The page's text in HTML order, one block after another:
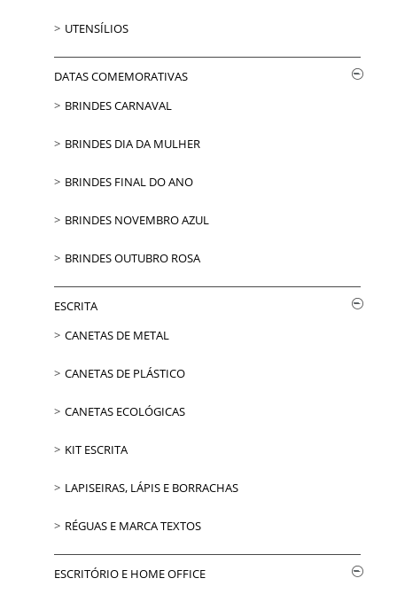
UTENSÍLIOS
DATAS COMEMORATIVAS
BRINDES CARNAVAL
BRINDES DIA DA MULHER
BRINDES FINAL DO ANO
BRINDES NOVEMBRO AZUL
BRINDES OUTUBRO ROSA
ESCRITA
CANETAS DE METAL
CANETAS DE PLÁSTICO
CANETAS ECOLÓGICAS
KIT ESCRITA
LAPISEIRAS, LÁPIS E BORRACHAS
RÉGUAS E MARCA TEXTOS
ESCRITÓRIO E HOME OFFICE